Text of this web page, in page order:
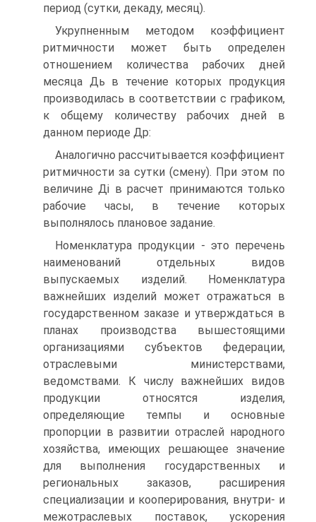
период (сутки, декаду, месяц).
Укрупненным методом коэффициент
ритмичности может быть определен
отношением количества рабочих дней
месяца Дь в течение которых продукция
производилась в соответствии с графиком,
к общему количеству рабочих дней в
данном периоде Др:
Аналогично рассчитывается коэффициент
ритмичности за сутки (смену). При этом по
величине Ді в расчет принимаются только
рабочие часы, в течение которых
выполнялось плановое задание.
Номенклатура продукции - это перечень
наименований отдельных видов
выпускаемых изделий. Номенклатура
важнейших изделий может отражаться в
государственном заказе и утверждаться в
планах производства вышестоящими
организациями субъектов федерации,
отраслевыми министерствами,
ведомствами. К числу важнейших видов
продукции относятся изделия,
определяющие темпы и основные
пропорции в развитии отраслей народного
хозяйства, имеющих решающее значение
для выполнения государственных и
региональных заказов, расширения
специализации и кооперирования, внутри- и
межотраслевых поставок, ускорения